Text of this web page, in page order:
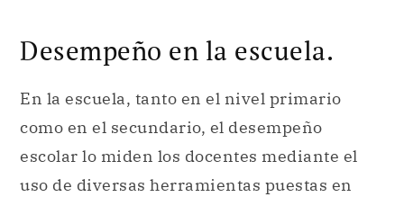
Desempeño en la escuela.
En la escuela, tanto en el nivel primario
como en el secundario, el desempeño
escolar lo miden los docentes mediante el
uso de diversas herramientas puestas en